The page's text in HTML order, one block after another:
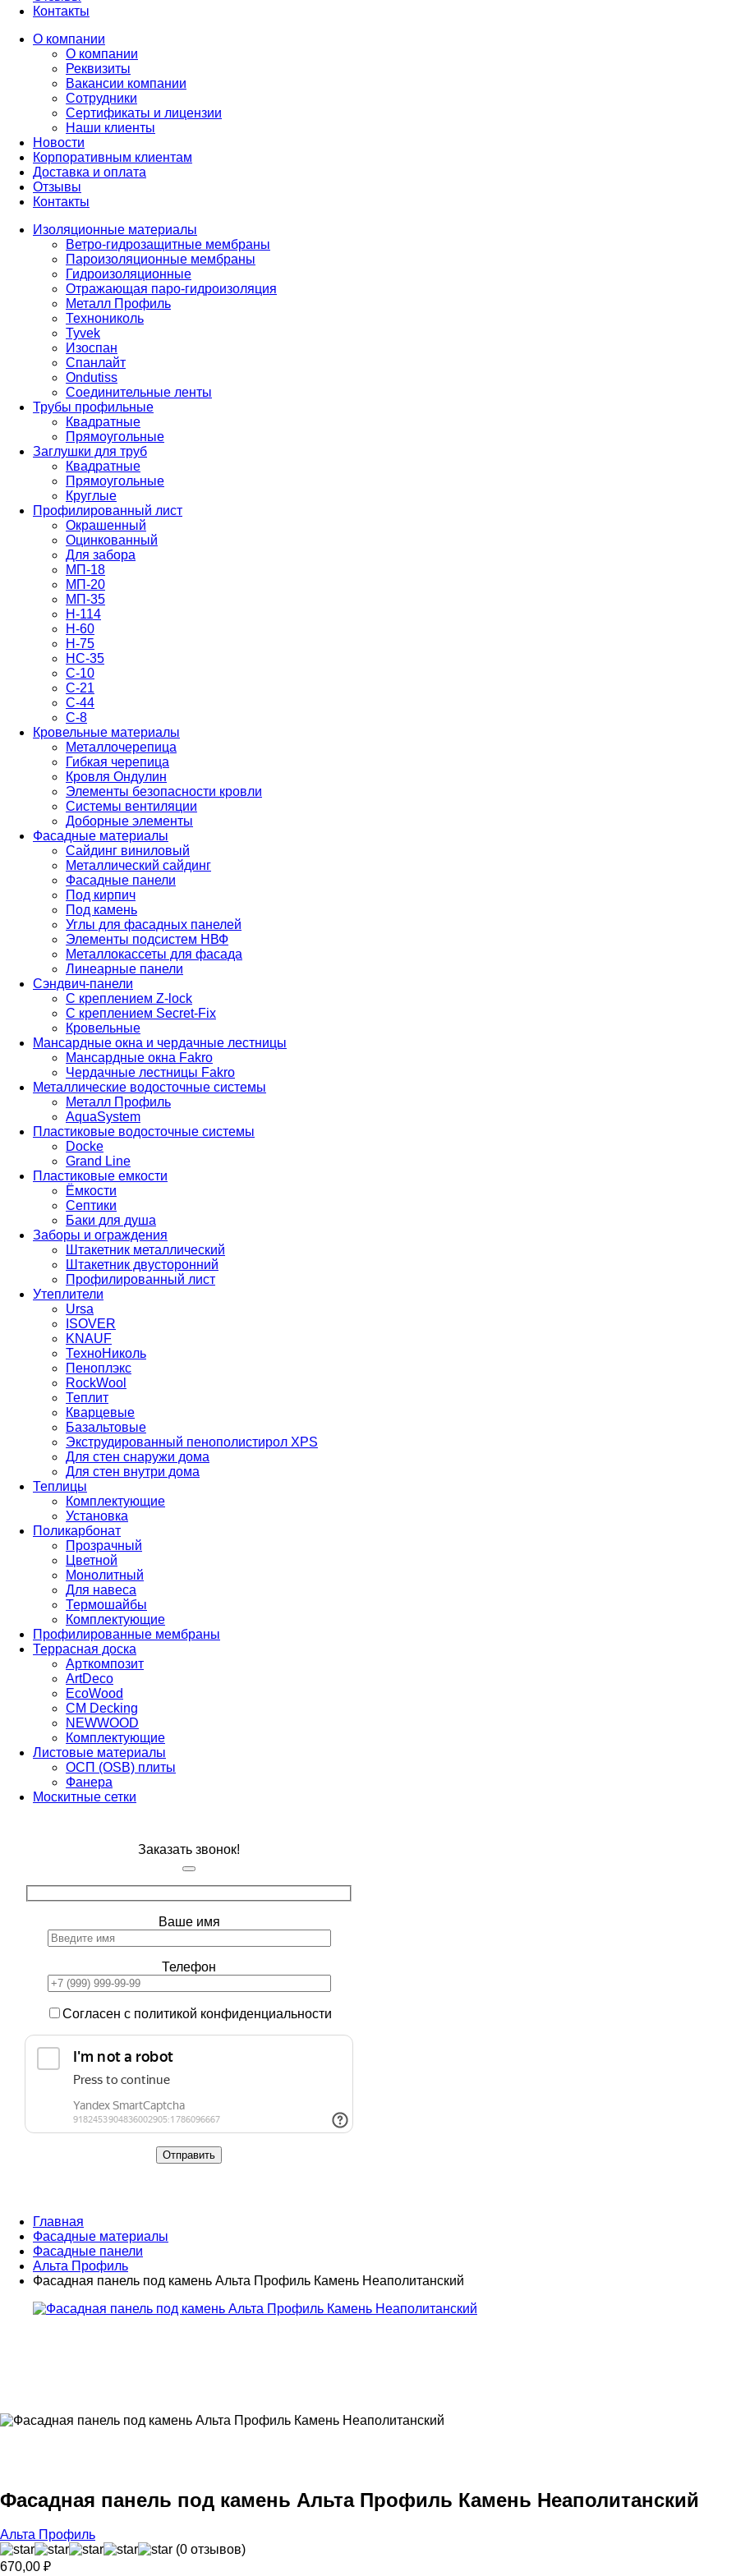
Контакты
О компании
О компании
Реквизиты
Вакансии компании
Сотрудники
Сертификаты и лицензии
Наши клиенты
Новости
Корпоративным клиентам
Доставка и оплата
Отзывы
Контакты
Изоляционные материалы
Ветро-гидрозащитные мембраны
Пароизоляционные мембраны
Гидроизоляционные
Отражающая паро-гидроизоляция
Металл Профиль
Технониколь
Tyvek
Изоспан
Спанлайт
Ondutiss
Соединительные ленты
Трубы профильные
Квадратные
Прямоугольные
Заглушки для труб
Квадратные
Прямоугольные
Круглые
Профилированный лист
Окрашенный
Оцинкованный
Для забора
МП-18
МП-20
МП-35
Н-114
Н-60
Н-75
НС-35
С-10
С-21
С-44
С-8
Кровельные материалы
Металлочерепица
Гибкая черепица
Кровля Ондулин
Элементы безопасности кровли
Системы вентиляции
Доборные элементы
Фасадные материалы
Сайдинг виниловый
Металлический сайдинг
Фасадные панели
Под кирпич
Под камень
Углы для фасадных панелей
Элементы подсистем НВФ
Металлокассеты для фасада
Линеарные панели
Сэндвич-панели
С креплением Z-lock
С креплением Secret-Fix
Кровельные
Мансардные окна и чердачные лестницы
Мансардные окна Fakro
Чердачные лестницы Fakro
Металлические водосточные системы
Металл Профиль
AquaSystem
Пластиковые водосточные системы
Docke
Grand Line
Пластиковые емкости
Ёмкости
Септики
Баки для душа
Заборы и ограждения
Штакетник металлический
Штакетник двусторонний
Профилированный лист
Утеплители
Ursa
ISOVER
KNAUF
ТехноНиколь
Пеноплэкс
RockWool
Теплит
Кварцевые
Базальтовые
Экструдированный пенополистирол XPS
Для стен снаружи дома
Для стен внутри дома
Теплицы
Комплектующие
Установка
Поликарбонат
Прозрачный
Цветной
Монолитный
Для навеса
Термошайбы
Комплектующие
Профилированные мембраны
Террасная доска
Арткомпозит
ArtDeco
EcoWood
CM Decking
NEWWOOD
Комплектующие
Листовые материалы
ОСП (OSB) плиты
Фанера
Москитные сетки
Заказать звонок!
Ваше имя
Телефон
Согласен с политикой конфиденциальности
Главная
Фасадные материалы
Фасадные панели
Альта Профиль
Фасадная панель под камень Альта Профиль Камень Неаполитанский
Фасадная панель под камень Альта Профиль Камень Неаполитанский
Альта Профиль
(0 отзывов)
670,00 ₽